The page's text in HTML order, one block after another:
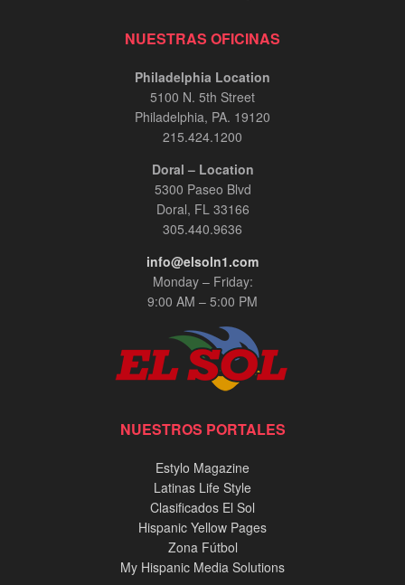
NUESTRAS OFICINAS
Philadelphia Location
5100 N. 5th Street
Philadelphia, PA. 19120
215.424.1200
Doral – Location
5300 Paseo Blvd
Doral, FL 33166
305.440.9636
info@elsoln1.com
Monday – Friday:
9:00 AM – 5:00 PM
NUESTROS PORTALES
Estylo Magazine
Latinas Life Style
Clasificados El Sol
Hispanic Yellow Pages
Zona Fútbol
My Hispanic Media Solutions